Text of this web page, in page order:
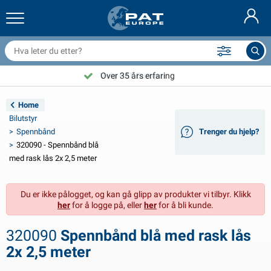
og utstyr
for tilhengere
Aspöck
Radex
LED
for tilhengere
og solcelleartikler
og 24V tilbehør
og topptrekk
& bobil eksteriør
& husbil interiør
til gass
tilbehør
tilbehør
og sjakler
og vedlikehold
og utstyr
& branntepper
produkter
Nederlands
Deutsch
English
Français
Suomalainen
Velg PAT Europe!
Over 35 års erfaring
Home
Bilutstyr
Spennbånd
320090 - Spennbånd blå
med rask lås 2x 2,5 meter
Trenger du hjelp?
Du er ikke pålogget, og kan gå glipp av produkter vi tilbyr. Klikk
herfor å logge på, ellerherfor å bli kunde.
320090 Spennbånd blå med rask lås
2x 2,5 meter